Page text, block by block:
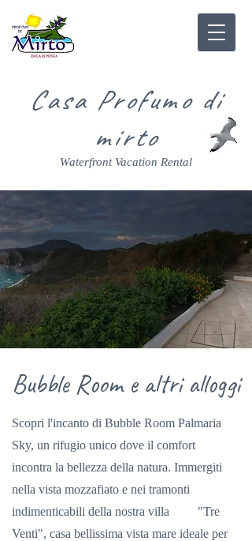
Casa Profumo di
mirto
Waterfront Vacation Rental
Bubble Room e altri alloggi
Scopri l'incanto di Bubble Room Palmaria
Sky, un rifugio unico dove il comfort
incontra la bellezza della natura. Immergiti
nella vista mozzafiato e nei tramonti
indimenticabili della nostra villa "Tre
Venti", casa bellissima vista mare ideale per